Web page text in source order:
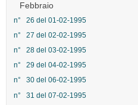
Febbraio
n° 26 del 01-02-1995
n° 27 del 02-02-1995
n° 28 del 03-02-1995
n° 29 del 04-02-1995
n° 30 del 06-02-1995
n° 31 del 07-02-1995